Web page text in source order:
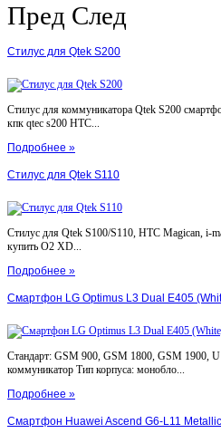
Пред След
Стилус для Qtek S200
Стилус для коммуникатора Qtek S200
кпк qtec s200 HTC...
Подробнее »
Стилус для Qtek S110
Стилус для Qtek S100/S110, HTC Magican, i-
купить O2 XD...
Подробнее »
Смартфон LG Optimus L3 Dual E405
Стандарт: GSM 900, GSM 1800, GSM 1900,
коммуникатор Тип корпуса: монобло...
Подробнее »
Смартфон Huawei Ascend G6-L11 Metallic